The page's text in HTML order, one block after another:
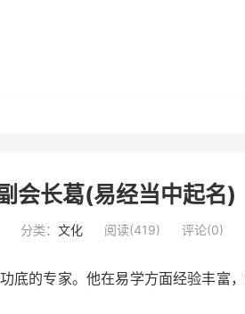
会长葛(易经当中起名)
分类： 文化 阅读(419) 评论(0)
底的专家。他在易学方面经验丰富